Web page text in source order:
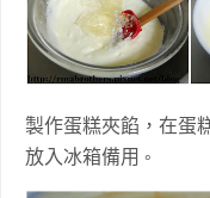
製作蛋糕夾餡，在蛋
放入冰箱備用 。